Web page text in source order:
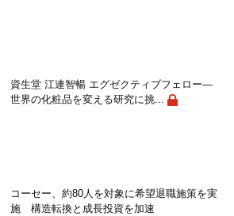
資生堂 江連智暢 エグゼクティブフェロー―
世界の化粧品を変える研究に挑...
コーセー、約80人を対象に希望退職施策を実
施 構造転換と成長投資を加速